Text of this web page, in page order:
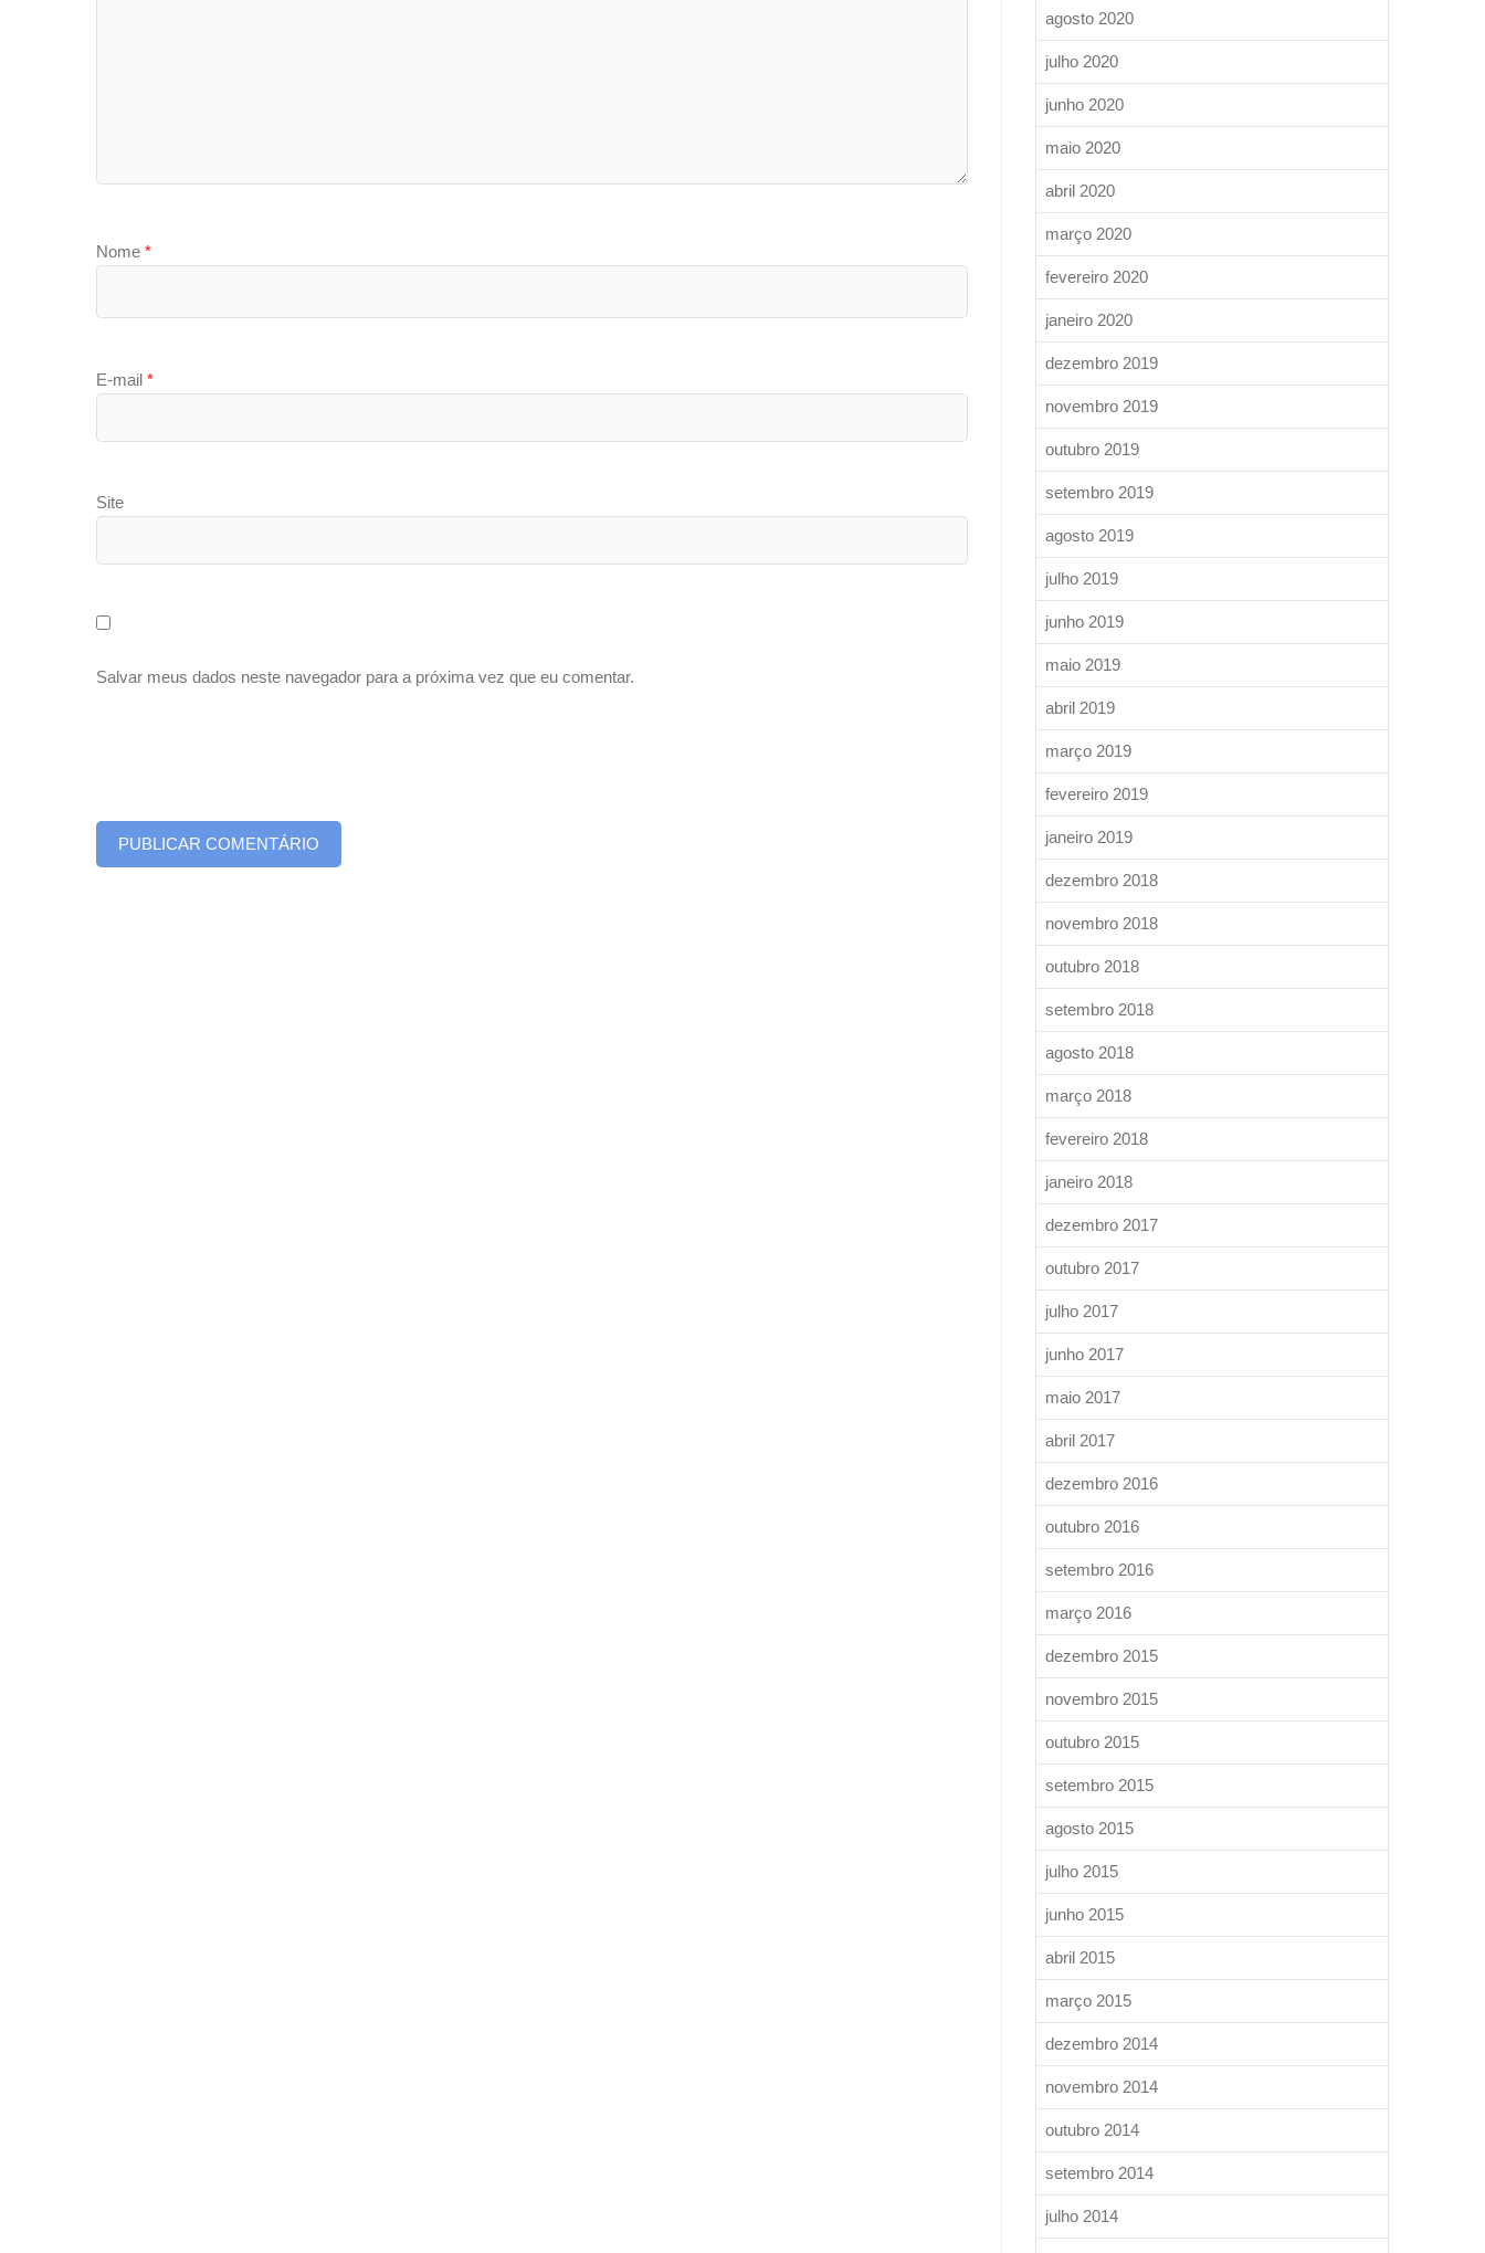
Nome *
E-mail *
Site
Salvar meus dados neste navegador para a próxima vez que eu comentar.
agosto 2020
julho 2020
junho 2020
maio 2020
abril 2020
março 2020
fevereiro 2020
janeiro 2020
dezembro 2019
novembro 2019
outubro 2019
setembro 2019
agosto 2019
julho 2019
junho 2019
maio 2019
abril 2019
março 2019
fevereiro 2019
janeiro 2019
dezembro 2018
novembro 2018
outubro 2018
setembro 2018
agosto 2018
março 2018
fevereiro 2018
janeiro 2018
dezembro 2017
outubro 2017
julho 2017
junho 2017
maio 2017
abril 2017
dezembro 2016
outubro 2016
setembro 2016
março 2016
dezembro 2015
novembro 2015
outubro 2015
setembro 2015
agosto 2015
julho 2015
junho 2015
abril 2015
março 2015
dezembro 2014
novembro 2014
outubro 2014
setembro 2014
julho 2014